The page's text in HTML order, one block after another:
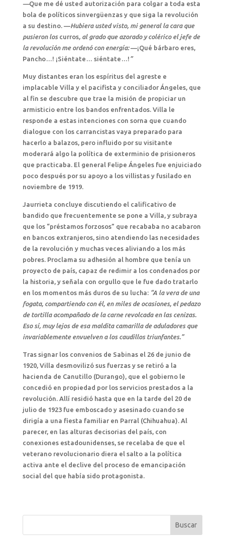
—Que me dé usted autorización para colgar a toda esta
bola de políticos sinvergüenzas y que siga la revolución
a su destino. —Hubiera usted visto, mi general la cara que
pusieron los curros, al grado que azorado y colérico el jefe de
la revolución me ordenó con energía:—¡Qué bárbaro eres,
Pancho…! ¡Siéntate… siéntate…! ”
Muy distantes eran los espíritus del agreste e
implacable Villa y el pacifista y conciliador Ángeles, que
al fin se descubre que trae la misión de propiciar un
armisticio entre los bandos enfrentados. Villa le
responde a estas intenciones con sorna que cuando
dialogue con los carrancistas vaya preparado para
hacerlo a balazos, pero influido por su visitante
moderará algo la política de exterminio de prisioneros
que practicaba. El general Felipe Ángeles fue enjuiciado
poco después por su apoyo a los villistas y fusilado en
noviembre de 1919.
Jaurrieta concluye discutiendo el calificativo de
bandido que frecuentemente se pone a Villa, y subraya
que los “préstamos forzosos” que recababa no acabaron
en bancos extranjeros, sino atendiendo las necesidades
de la revolución y muchas veces aliviando a los más
pobres. Proclama su adhesión al hombre que tenía un
proyecto de país, capaz de redimir a los condenados por
la historia, y señala con orgullo que le fue dado tratarlo
en los momentos más duros de su lucha: “A la vera de una
fogata, compartiendo con él, en miles de ocasiones, el pedazo
de tortilla acompañado de la carne revolcada en las cenizas.
Eso sí, muy lejos de esa maldita camarilla de aduladores que
invariablemente envuelven a los caudillos triunfantes.”
Tras signar los convenios de Sabinas el 26 de junio de
1920, Villa desmovilizó sus fuerzas y se retiró a la
hacienda de Canutillo (Durango), que el gobierno le
concedió en propiedad por los servicios prestados a la
revolución. Allí residió hasta que en la tarde del 20 de
julio de 1923 fue emboscado y asesinado cuando se
dirigía a una fiesta familiar en Parral (Chihuahua). Al
parecer, en las alturas decisorias del país, con
conexiones estadounidenses, se recelaba de que el
veterano revolucionario diera el salto a la política
activa ante el declive del proceso de emancipación
social del que había sido protagonista.
Buscar